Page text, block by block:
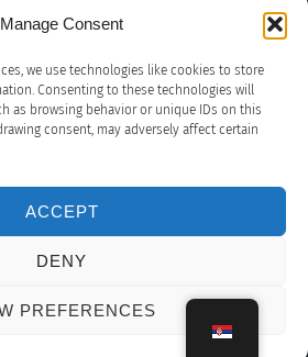
Manage Consent
we use technologies like cookies to store
Consenting to these technologies will
as browsing behavior or unique IDs on this
consent, may adversely affect certain
ACCEPT
DENY
PREFERENCES